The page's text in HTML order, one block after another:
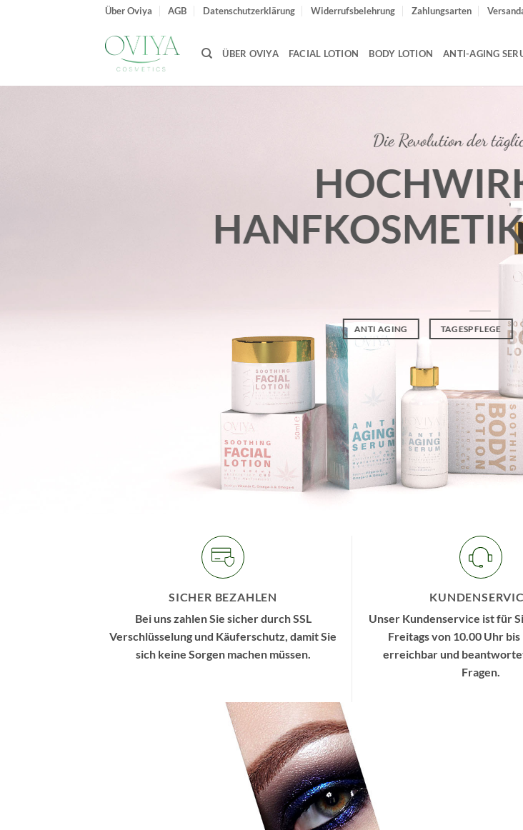
Über Oviya AGB Datenschutzerklärung Widerrufsbelehrung Zahlungsarten
ÜBER OVIYA FACIAL LOTION BODY LOTION ANTI-AGING
Die Revolution der
ANTI AGING TAGESPFLEGE
SICHER BEZAHLEN
Bei uns zahlen Sie sicher durch SSL
Verschlüsselung und Käuferschutz, damit Sie
sich keine Sorgen machen müssen.
Unser Kundenservice ist für
Freitags von 10.00 Uhr
erreichbar und
Fragen.